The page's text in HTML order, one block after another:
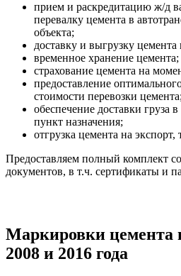
прием и раскредитацию ж/д
перевалку цемента в
объекта;
доставку и выгрузку цемента
временное хранение цемента;
страхование цемента на
предоставление
стоимости перевозки цемента;
обеспечение доставки груза
пункт назначения;
отгрузка цемента на
Предоставляем полный комплект
документов, в т.ч. сертификаты и
Маркировки цемента
2008 и 2016 года